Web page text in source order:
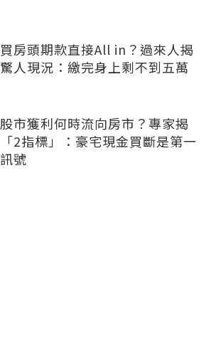
買房頭期款直接All in？過來人揭
驚人現況：繳完身上剩不到五萬
股市獲利何時流向房市？專家揭
「2指標」：豪宅現金買斷是第一
訊號